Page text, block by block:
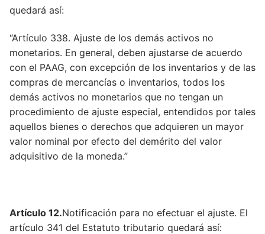
Artículo 81
Artículo 82
Artículo 83
Artículo 84
Artículo 86
quedará así:
“Artículo 338. Ajuste de los demás activos no
monetarios. En general, deben ajustarse de acuerdo
con el PAAG, con excepción de los inventarios y de las
compras de mercancías o inventarios, todos los
demás activos no monetarios que no tengan un
procedimiento de ajuste especial, entendidos por tales
aquellos bienes o derechos que adquieren un mayor
valor nominal por efecto del demérito del valor
adquisitivo de la moneda.”
Artículo 12.Notificación para no efectuar el ajuste. El
artículo 341 del Estatuto tributario quedará así: